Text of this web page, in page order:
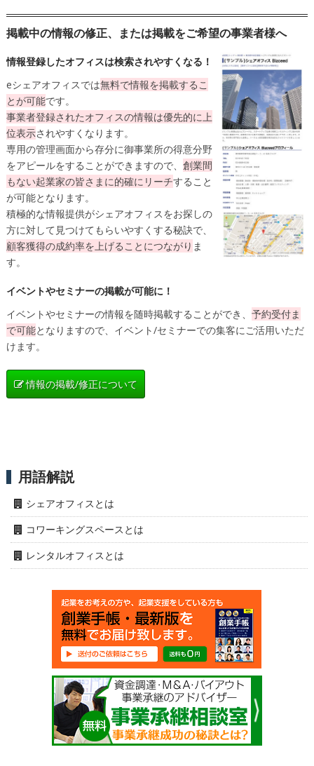
掲載中の情報の修正、または掲載をご希望の事業者様へ
情報登録したオフィスは検索されやすくなる！
eシェアオフィスでは無料で情報を掲載するこ
とが可能です。
事業者登録されたオフィスの情報は優先的に上
位表示されやすくなります。
専用の管理画面から存分に御事業所の得意分野
をアピールをすることができますので、 創業間
もない起業家の皆さまに的確にリーチすること
が可能となります。
積極的な情報提供がシェアオフィスをお探しの
方に対して見つけてもらいやすくする秘訣で、
顧客獲得の成約率を上げることにつながり ま
す。
イベントやセミナーの掲載が可能に！
イベントやセミナーの情報を随時掲載することができ、 予約受付ま
で可能となりますので、イベント/セミナーでの集客にご活用いただ
けます。
情報の掲載/修正について
用語解説
シェアオフィスとは
コワーキングスペースとは
レンタルオフィスとは